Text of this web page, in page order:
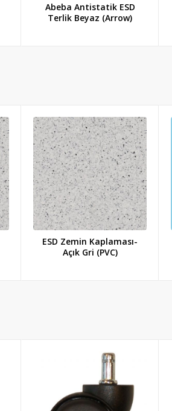
Abeba Antistatik ESD
Terlik Beyaz (Arrow)
ESD Zemin Kaplaması-
Açık Gri (PVC)